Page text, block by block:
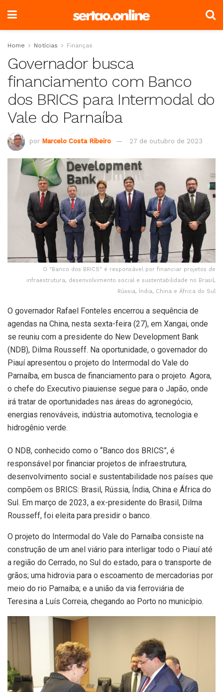
Home Notícias Finanças
Governador busca
financiamento com Banco
dos BRICS para Intermodal do
Vale do Parnaíba
por Marcelo Costa Ribeiro 27 de outubro de 2023
O "Banco dos BRICS" é responsável por financiar projetos de
infraestrutura, desenvolvimento social e sustentabilidade no Brasil,
Rússia, Índia, China e África do Sul
O governador Rafael Fonteles encerrou a sequência de
agendas na China, nesta sexta-feira (27), em Xangai, onde
se reuniu com a presidente do New Development Bank
(NDB), Dilma Rousseff. Na oportunidade, o governador do
Piauí apresentou o projeto do Intermodal do Vale do
Parnaíba, em busca de financiamento para o projeto. Agora,
o chefe do Executivo piauiense segue para o Japão, onde
irá tratar de oportunidades nas áreas do agronegócio,
energias renováveis, indústria automotiva, tecnologia e
hidrogênio verde.
O NDB, conhecido como o “Banco dos BRICS”, é
responsável por financiar projetos de infraestrutura,
desenvolvimento social e sustentabilidade nos países que
compõem os BRICS: Brasil, Rússia, Índia, China e África do
Sul. Em março de 2023, a ex-presidente do Brasil, Dilma
Rousseff, foi eleita para presidir o banco.
O projeto do Intermodal do Vale do Parnaíba consiste na
construção de um anel viário para interligar todo o Piauí até
a região do Cerrado, no Sul do estado, para o transporte de
grãos; uma hidrovia para o escoamento de mercadorias por
meio do rio Parnaíba; e a união da via ferroviária de
Teresina a Luís Correia, chegando ao Porto no município.